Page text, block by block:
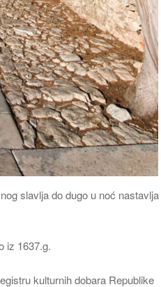
slavlja do dugo u noć nastavlja
iz 1637.g.
kulturnih dobara Republike